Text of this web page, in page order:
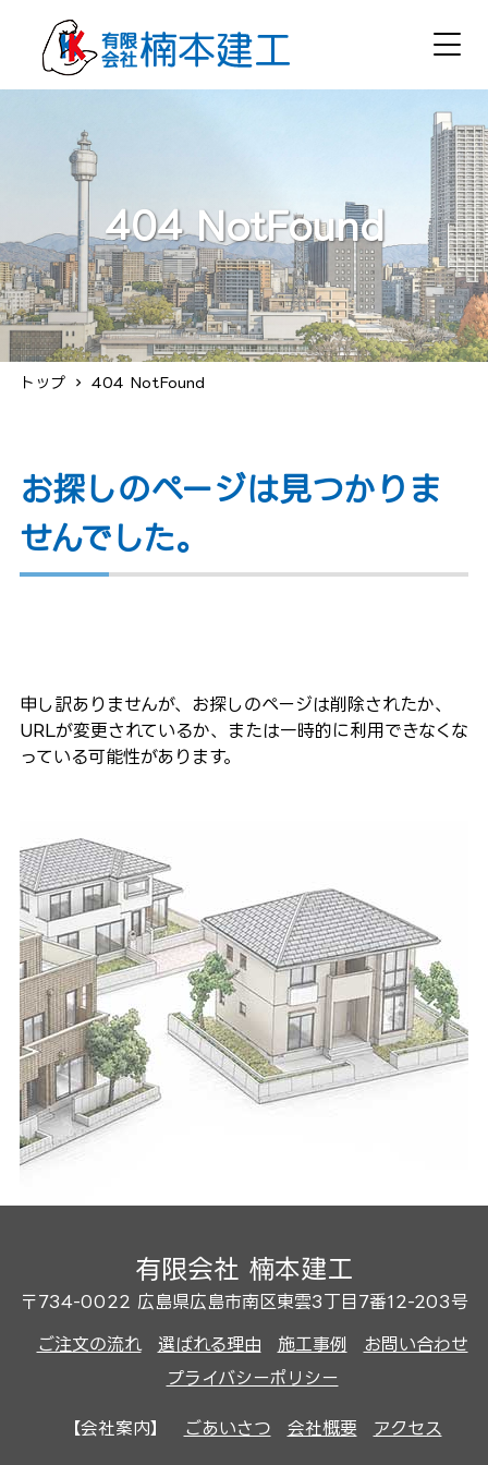
404 NotFound
トップ 404 NotFound
お探しのページは見つかりま
せんでした。
申し訳ありませんが、お探しのページは削除されたか、
URLが変更されているか、または一時的に利用できなくな
っている可能性があります。
有限会社 楠本建工
〒734-0022 広島県広島市南区東雲3丁目7番12-203号
ご注文の流れ 選ばれる理由 施工事例
お問い合わせ
プライバシーポリシー
【会社案内】 ごあいさつ 会社概要 アクセス